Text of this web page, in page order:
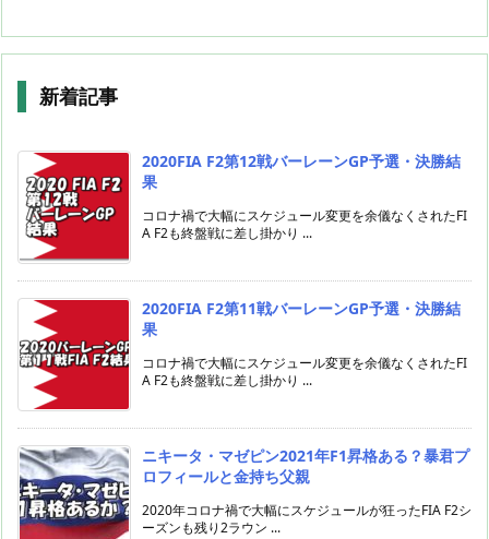
新着記事
2020FIA F2第12戦バーレーンGP予選・決勝結
果
コロナ禍で大幅にスケジュール変更を余儀なくされたFI
A F2も終盤戦に差し掛かり ...
2020FIA F2第11戦バーレーンGP予選・決勝結
果
コロナ禍で大幅にスケジュール変更を余儀なくされたFI
A F2も終盤戦に差し掛かり ...
ニキータ・マゼピン2021年F1昇格ある？暴君プ
ロフィールと金持ち父親
2020年コロナ禍で大幅にスケジュールが狂ったFIA F2シ
ーズンも残り2ラウン ...